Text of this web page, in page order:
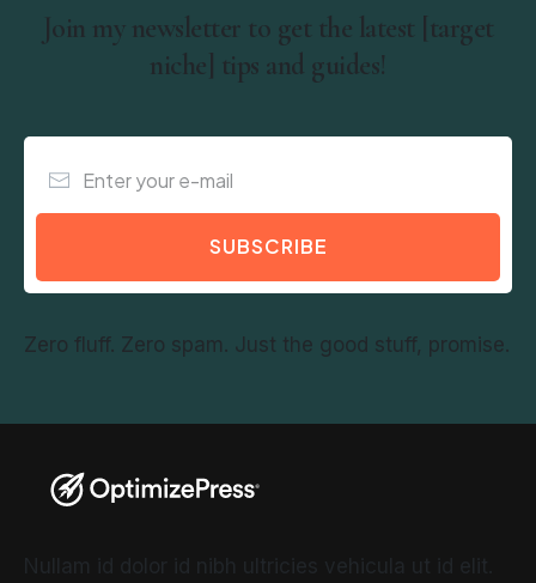
Join my newsletter to get the latest [target
niche] tips and guides!
SUBSCRIBE
Zero fluff. Zero spam. Just the good stuff, promise.